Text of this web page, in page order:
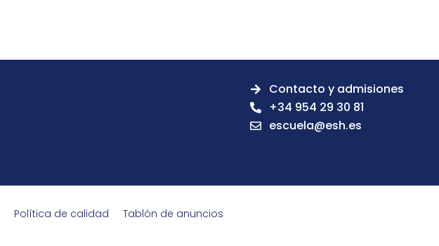
Contacto y admisiones
+34 954 29 30 81
escuela@esh.es
Política de calidad
Tablón de anuncios